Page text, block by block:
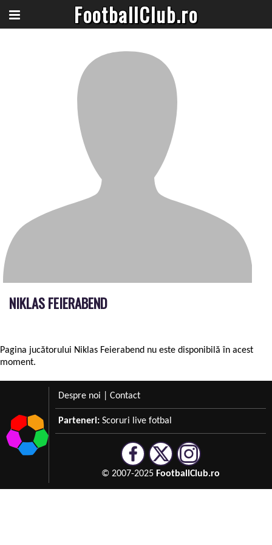
FootballClub.ro
NIKLAS FEIERABEND
Pagina jucătorului Niklas Feierabend nu este disponibilă în acest
moment.
Despre noi Contact
Parteneri: Scoruri live fotbal
© 2007-2025 FootballClub.ro